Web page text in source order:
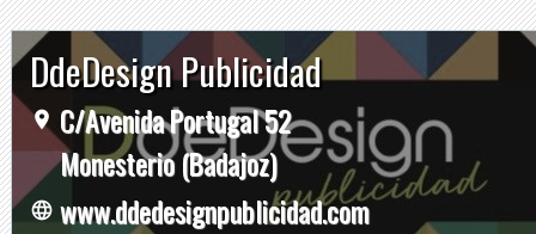
DdeDesign Publicidad
C/Avenida Portugal 52
Monesterio (Badajoz)
www.ddedesignpublicidad.com